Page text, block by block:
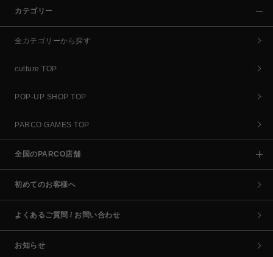
カテゴリー
全カテゴリーから探す
culture TOP
POP-UP SHOP TOP
PARCO GAMES TOP
全国のPARCO店舗
初めてのお客様へ
よくあるご質問 / お問い合わせ
お知らせ